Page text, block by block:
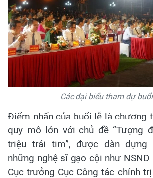
Các đại biểu tham dự
Điểm nhấn của buổi lễ là chương
quy mô lớn với chủ đề “Tượng
triệu trái tim”, được dàn dựng
những nghệ sĩ gạo cội như NSND
Cục trưởng Cục Công tác chính